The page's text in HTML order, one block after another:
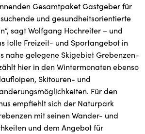
Gesamtpaket Gastgeber für
und gesundheitsorientierte
sagt Wolfgang Hochreiter – und
tolle Freizeit- und Sportangebot in
nahe gelegene Skigebiet Grebenzen-
hier in den Wintermonaten ebenso
Skitouren- und
Für den
empfiehlt sich der Naturpark
mit seinen Wander- und
und dem Angebot für